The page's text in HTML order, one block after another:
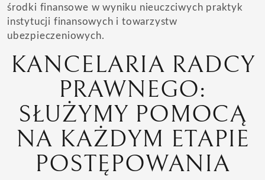
środki finansowe w wyniku nieuczciwych praktyk
instytucji finansowych i towarzystw
ubezpieczeniowych.
KANCELARIA RADCY
PRAWNEGO:
SŁUŻYMY POMOCĄ
NA KAŻDYM ETAPIE
POSTĘPOWANIA